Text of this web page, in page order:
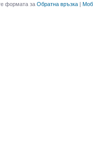
формата за Обратна връзка |